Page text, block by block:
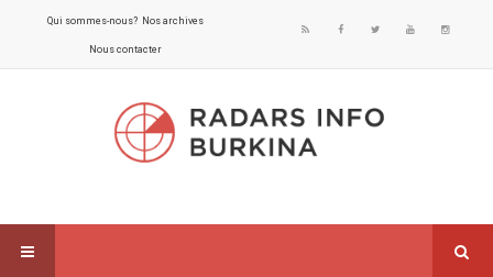
Qui sommes-nous? Nos archives
Nous contacter